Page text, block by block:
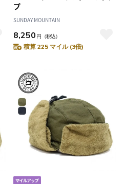
プ
SUNDAY MOUNTAIN
8,250 円 （税込）
積算 225 マイル (3倍)